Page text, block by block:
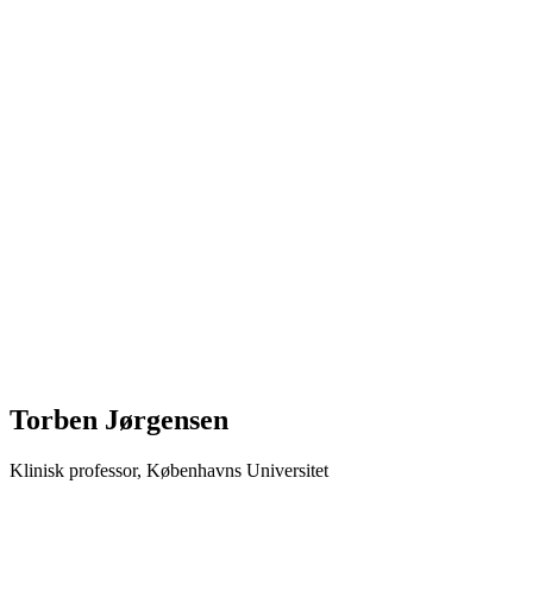
Torben Jørgensen
Klinisk professor, Københavns Universitet